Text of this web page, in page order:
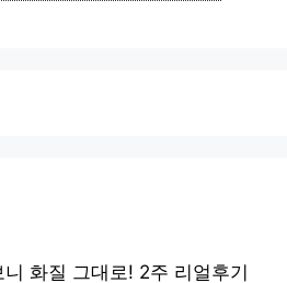
화질 그대로! 2주 리얼후기